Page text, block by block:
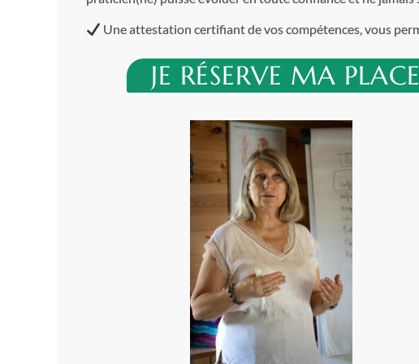
Une attestation certifiant de vos compétences,vous
JE RÉSERVE MA